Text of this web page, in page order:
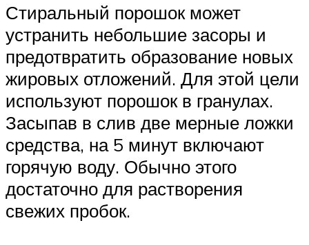
Стиральный порошок может
устранить небольшие засоры и
предотвратить образование новых
жировых отложений. Для этой цели
используют порошок в гранулах.
Засыпав в слив две мерные ложки
средства, на 5 минут включают
горячую воду. Обычно этого
достаточно для растворения
свежих пробок.